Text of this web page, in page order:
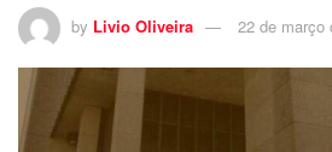
by Livio Oliveira 22 de março